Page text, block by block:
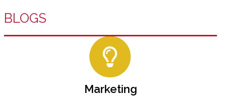
BLOGS
Marketing